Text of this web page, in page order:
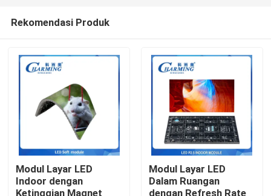
Rekomendasi Produk
Modul Layar LED
Indoor dengan
Ketinggian Magnet
Modul Layar LED
Dalam Ruangan
dengan Refresh Rate